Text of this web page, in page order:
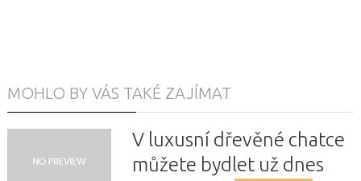
MOHLO BY VÁS TAKÉ ZAJÍMAT
V luxusní dřevěné chatce
můžete bydlet už dnes